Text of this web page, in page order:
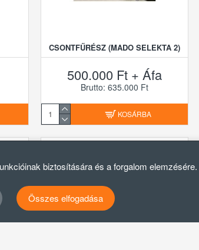
CSONTFŰRÉSZ (MADO SELEKTA 2)
500.000 Ft + Áfa
Brutto: 635.000 Ft
KOSÁRBA
biztosítására és a forgalom elemzésére.
Összes elfogadása